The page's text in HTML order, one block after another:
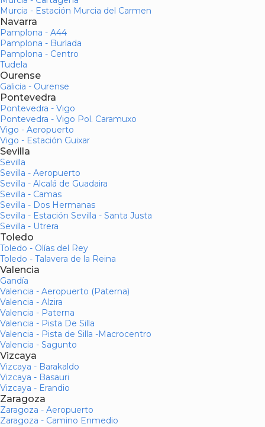
Murcia - Estación Murcia del Carmen
Navarra
Pamplona - A44
Pamplona - Burlada
Pamplona - Centro
Tudela
Ourense
Galicia - Ourense
Pontevedra
Pontevedra - Vigo
Pontevedra - Vigo Pol. Caramuxo
Vigo - Aeropuerto
Vigo - Estación Guixar
Sevilla
Sevilla
Sevilla - Aeropuerto
Sevilla - Alcalá de Guadaira
Sevilla - Camas
Sevilla - Dos Hermanas
Sevilla - Estación Sevilla - Santa Justa
Sevilla - Utrera
Toledo
Toledo - Olías del Rey
Toledo - Talavera de la Reina
Valencia
Gandía
Valencia - Aeropuerto (Paterna)
Valencia - Alzira
Valencia - Paterna
Valencia - Pista De Silla
Valencia - Pista de Silla -Macrocentro
Valencia - Sagunto
Vizcaya
Vizcaya - Barakaldo
Vizcaya - Basauri
Vizcaya - Erandio
Zaragoza
Zaragoza - Aeropuerto
Zaragoza - Camino Enmedio